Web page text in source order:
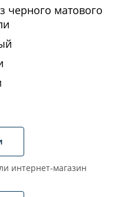
черного матового
интернет-магазин